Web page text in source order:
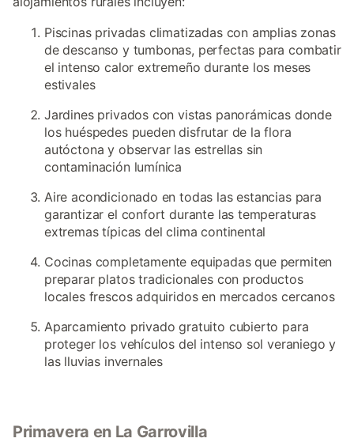
Piscinas privadas climatizadas con amplias zonas
de descanso y tumbonas, perfectas para combatir
el intenso calor extremeño durante los meses
estivales
Jardines privados con vistas panorámicas donde
los huéspedes pueden disfrutar de la flora
autóctona y observar las estrellas sin
contaminación lumínica
Aire acondicionado en todas las estancias para
garantizar el confort durante las temperaturas
extremas típicas del clima continental
Cocinas completamente equipadas que permiten
preparar platos tradicionales con productos
locales frescos adquiridos en mercados cercanos
Aparcamiento privado gratuito cubierto para
proteger los vehículos del intenso sol veraniego y
las lluvias invernales
Primavera en La Garrovilla